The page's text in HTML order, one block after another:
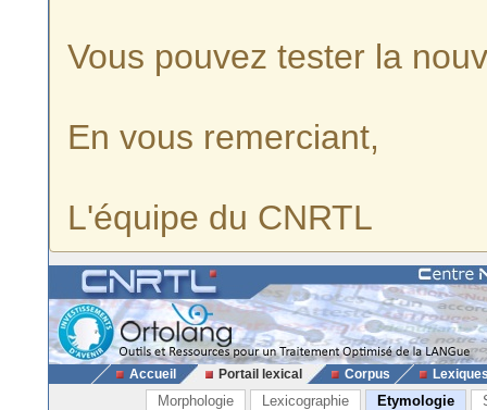
Vous pouvez tester la
En vous remerciant,
L'équipe du CNRTL
Accueil Portail lexical Corpus
Morphologie Lexicographie Etymologie